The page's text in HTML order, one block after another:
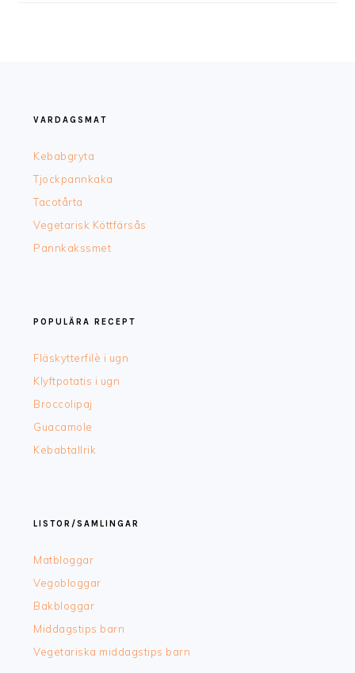
VARDAGSMAT
Kebabgryta
Tjockpannkaka
Tacotårta
Vegetarisk Köttfärsås
Pannkakssmet
POPULÄRA RECEPT
Fläskytterfilè i ugn
Klyftpotatis i ugn
Broccolipaj
Guacamole
Kebabtallrik
LISTOR/SAMLINGAR
Matbloggar
Vegobloggar
Bakbloggar
Middagstips barn
Vegetariska middagstips barn